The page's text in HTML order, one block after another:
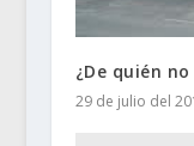
¿De quién
29 de julio del